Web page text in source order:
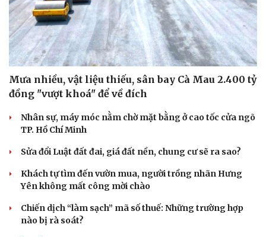
Tư vấn
Săn Tour
check-in
Câu chuyện thời sự
Cửa sổ tình yêu
Kể chuyện cho bé
Hạt giống tâm hồn
Mưa nhiều, vật liệu thiếu, sân bay Cà Mau 2.400 tỷ
đồng "vượt khoá" để về đích
Nhân sự, máy móc nằm chờ mặt bằng ở cao tốc cửa ngõ
TP. Hồ Chí Minh
Sửa đổi Luật đất đai, giá đất nền, chung cư sẽ ra sao?
Khách tự tìm đến vườn mua, người trồng nhãn Hưng
Yên không mất công mời chào
Chiến dịch “làm sạch” mã số thuế: Những trường hợp
nào bị rà soát?